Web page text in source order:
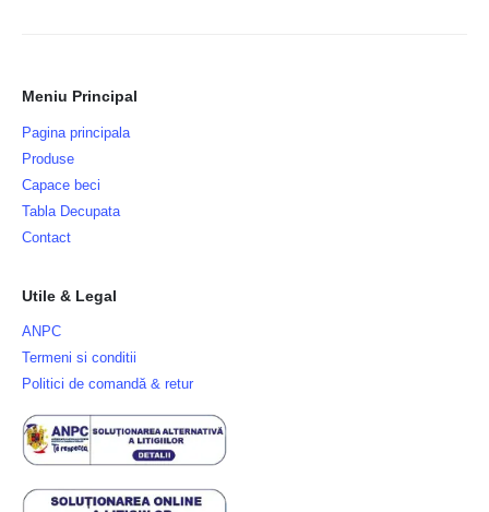
Meniu Principal
Pagina principala
Produse
Capace beci
Tabla Decupata
Contact
Utile & Legal
ANPC
Termeni si conditii
Politici de comandă & retur